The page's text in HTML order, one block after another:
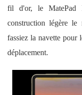
fil d'or, le MatePad
construction légère
fassiez la navette pour
déplacement.